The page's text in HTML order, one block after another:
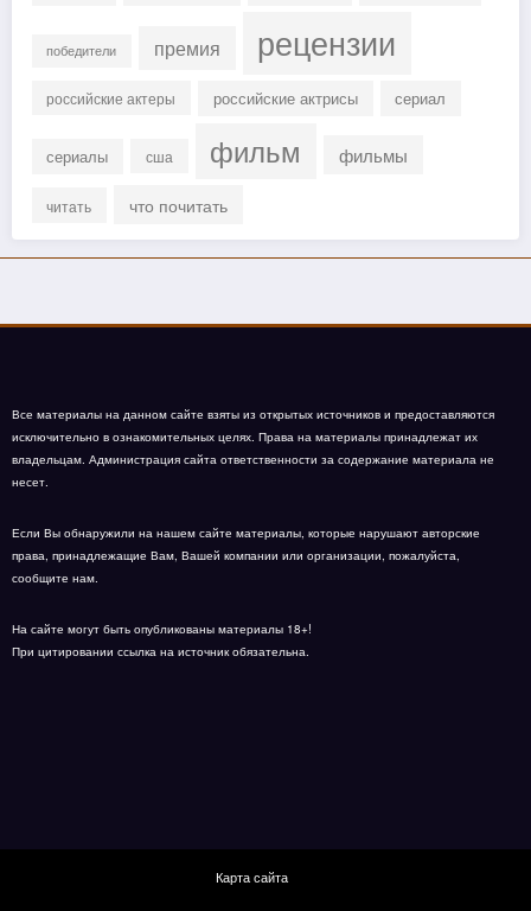
победители премия рецензии
российские актеры российские актрисы сериал
сериалы сша фильм фильмы
читать что почитать
Все материалы на данном сайте взяты из открытых источников и предоставляются
исключительно в ознакомительных целях. Права на материалы принадлежат их
владельцам. Администрация сайта ответственности за содержание материала не
несет.
Если Вы обнаружили на нашем сайте материалы, которые нарушают авторские
права, принадлежащие Вам, Вашей компании или организации, пожалуйста,
сообщите нам.
На сайте могут быть опубликованы материалы 18+!
При цитировании ссылка на источник обязательна.
Карта сайта